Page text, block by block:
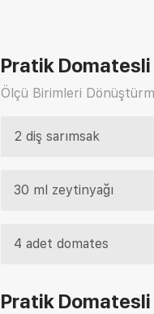
Pratik
Ölçü Birimleri
2 diş sarımsak
30 ml zeytinyağı
4 adet domates
Pratik